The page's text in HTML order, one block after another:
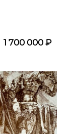
1 700 000 ₽